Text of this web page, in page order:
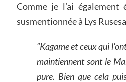
Comme je l’ai
susmentionnée à Lys
“Kagame et ceux qui
maintiennent sont le
pure. Bien que cela